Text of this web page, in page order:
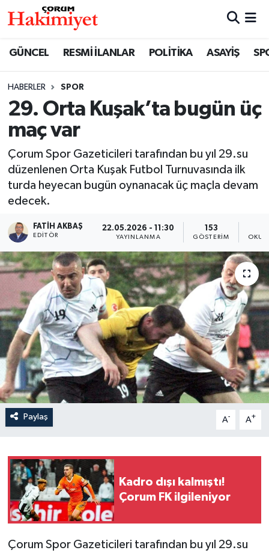
GÜNCEL RESMİ İLANLAR POLİTİKA ASAYİŞ
HABERLER SPOR
29. Orta Kuşak’ta bugün üç
maç var
Çorum Spor Gazeticileri tarafından bu yıl 29.su
düzenlenen Orta Kuşak Futbol Turnuvasında ilk
turda heyecan bugün oynanacak üç maçla devam
edecek.
FATIH AKBAŞ
EDITÖR
22.05.2026 - 11:30
YAYINLANMA
153
GÖSTERIM
Paylaş A- A+
Kadro dışı kalmıştı!
Çorum FK ilgileniyor
Çorum Spor Gazeticileri tarafından bu yıl 29.su
SAĞLIK
ASAYİŞ
EKONOMİ
GÜNCEL
AKTÜEL
EĞİTİM
İLÇELER
OTOPARK
TEKNOLOJİ
Nöbetçi Eczaneler
Çorum Namaz Vakitleri
Trafik Durumu
Süper Lig Puan Durumu ve Fikstür
Tüm Manşetler
Son Dakika Haberleri
Haber Arşivi